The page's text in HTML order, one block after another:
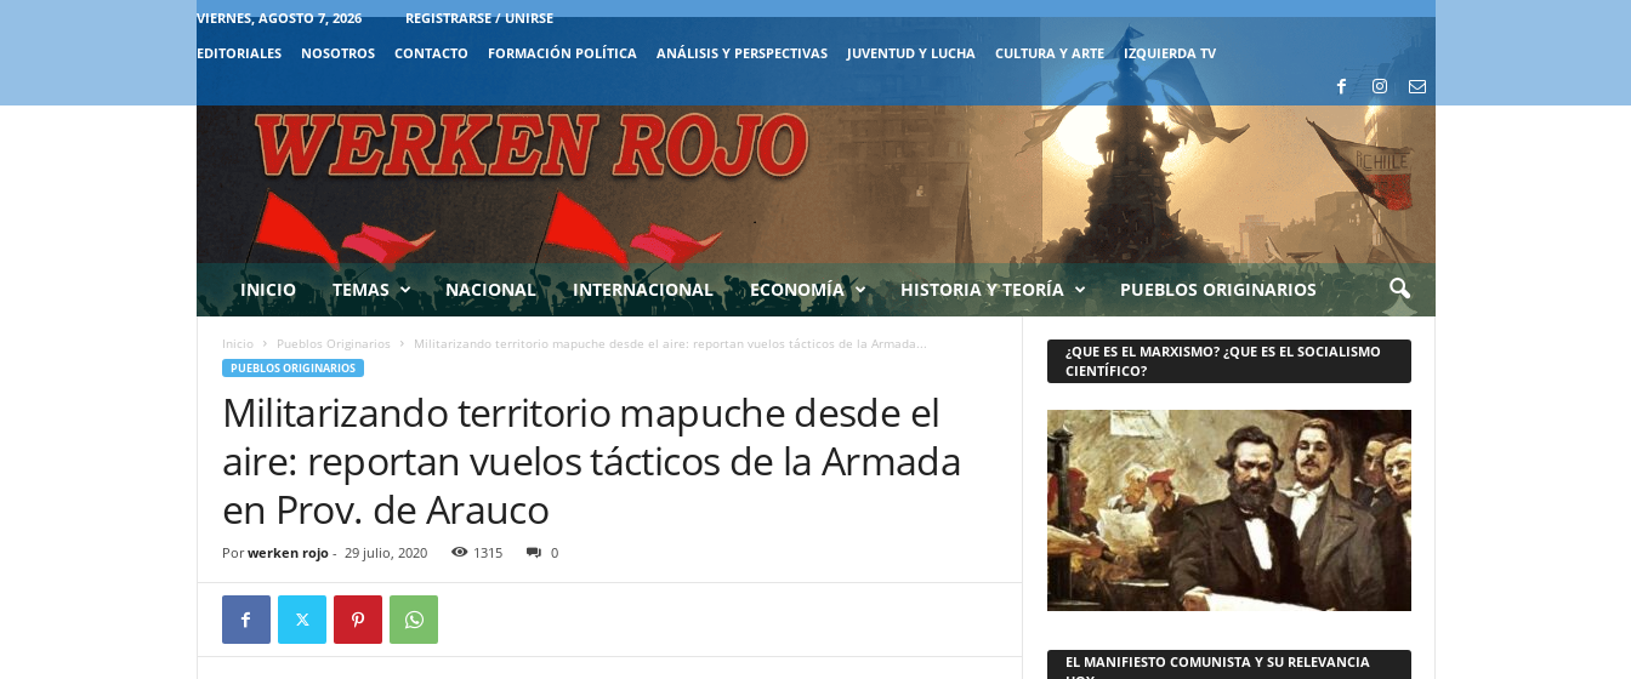
VIERNES, AGOSTO 7, 2026
REGISTRARSE / UNIRSE
EDITORIALES
NOSOTROS CONTACTO FORMACIÓN POLÍTICA ANÁLISIS Y PERSPECTIVAS JUVENTUD Y LUCHA CULTURA Y ARTE IZQUIERDA TV
INICIO TEMAS NACIONAL INTERNACIONAL ECONOMÍA HISTORIA Y TEORÍA PUEBLOS ORIGINARIOS
Inicio Pueblos Originarios Militarizando territorio mapuche desde el aire: reportan vuelos tácticos de la Armada...
PUEBLOS ORIGINARIOS
Militarizando territorio mapuche desde el
aire: reportan vuelos tácticos de la Armada
en Prov. de Arauco
Por werken rojo- 29 julio, 2020 1315 0
¿QUE ES EL MARXISMO? ¿QUE ES EL SOCIALISMO
CIENTÍFICO?
EL MANIFIESTO COMUNISTA Y SU RELEVANCIA